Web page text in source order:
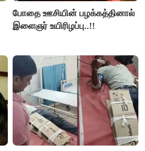
போதை ஊசியின் பழக்கத்தினால்
இளைஞர் உயிரிழப்பு..!!